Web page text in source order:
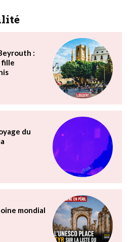
:
fille
du
mondial